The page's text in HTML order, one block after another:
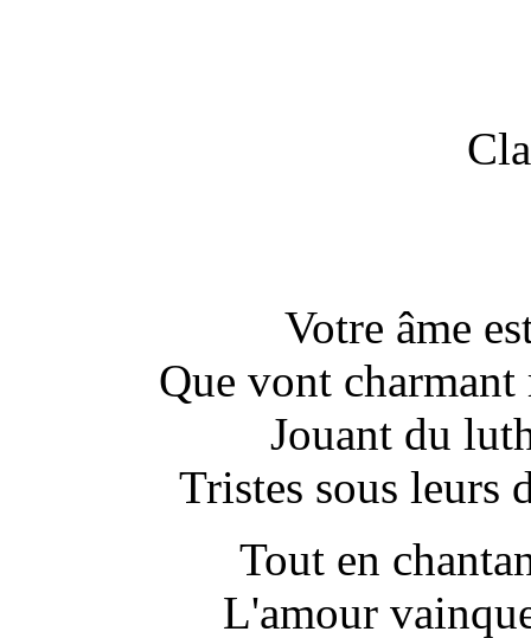
Votre âme
Que vont charmant
Jouant du
Tristes sous leurs
Tout en
L'amour